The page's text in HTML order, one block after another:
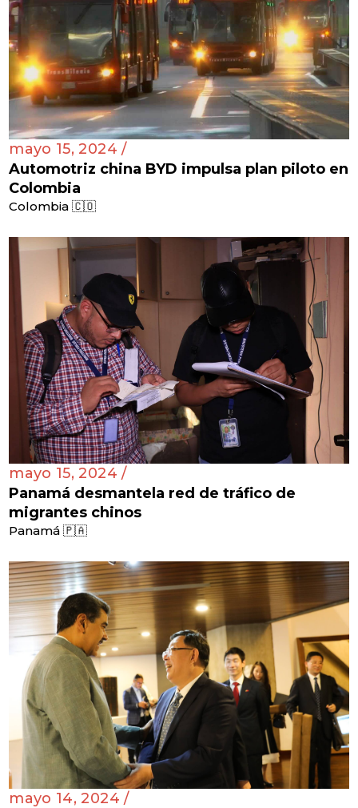
mayo 15, 2024 /
Automotriz china BYD impulsa plan piloto en
Colombia
Colombia 🇨🇴
mayo 15, 2024 /
Panamá desmantela red de tráfico de
migrantes chinos
Panamá 🇵🇦
mayo 14, 2024 /